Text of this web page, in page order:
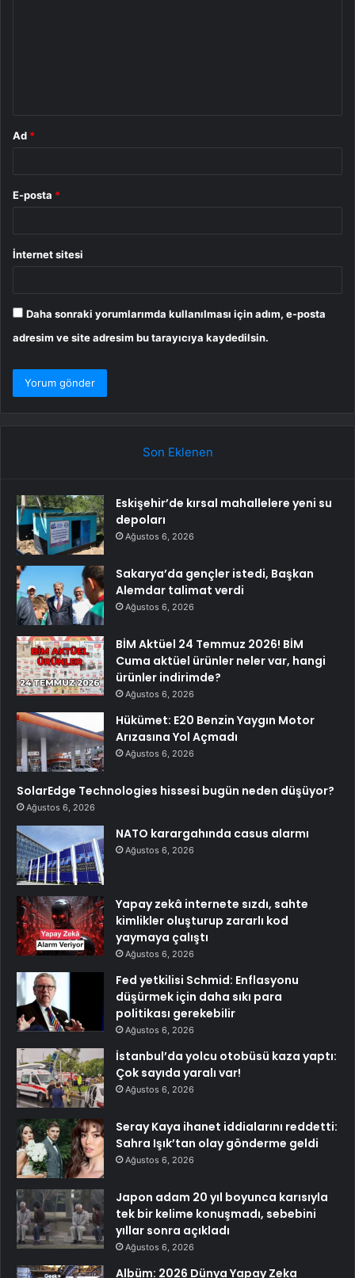
Ad *
E-posta *
İnternet sitesi
Daha sonraki yorumlarımda kullanılması için adım, e-posta
adresim ve site adresim bu tarayıcıya kaydedilsin.
Son Eklenen
Eskişehir’de kırsal mahallelere yeni su
depoları
Ağustos 6, 2026
Sakarya’da gençler istedi, Başkan
Alemdar talimat verdi
Ağustos 6, 2026
BİM Aktüel 24 Temmuz 2026! BİM
Cuma aktüel ürünler neler var, hangi
ürünler indirimde?
Ağustos 6, 2026
Hükümet: E20 Benzin Yaygın Motor
Arızasına Yol Açmadı
Ağustos 6, 2026
SolarEdge Technologies hissesi bugün neden düşüyor?
Ağustos 6, 2026
NATO karargahında casus alarmı
Ağustos 6, 2026
Yapay zekâ internete sızdı, sahte
kimlikler oluşturup zararlı kod
yaymaya çalıştı
Ağustos 6, 2026
Fed yetkilisi Schmid: Enflasyonu
düşürmek için daha sıkı para
politikası gerekebilir
Ağustos 6, 2026
İstanbul’da yolcu otobüsü kaza yaptı:
Çok sayıda yaralı var!
Ağustos 6, 2026
Seray Kaya ihanet iddialarını reddetti:
Sahra Işık’tan olay gönderme geldi
Ağustos 6, 2026
Japon adam 20 yıl boyunca karısıyla
tek bir kelime konuşmadı, sebebini
yıllar sonra açıkladı
Ağustos 6, 2026
Albüm: 2026 Dünya Yapay Zeka